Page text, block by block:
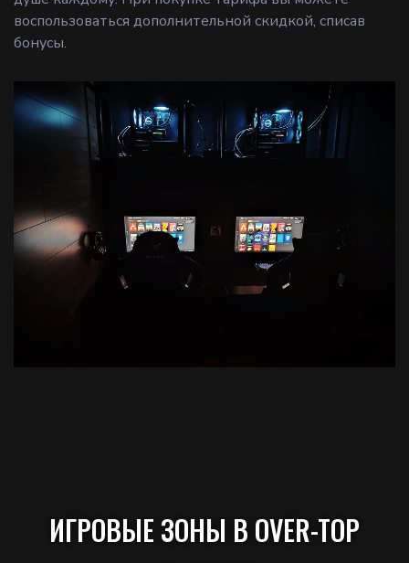
воспользоваться дополнительной скидкой, списав
бонусы.
ИГРОВЫЕ ЗОНЫ В OVER-TOP